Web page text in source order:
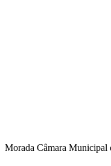
Morada Câmara Municipal